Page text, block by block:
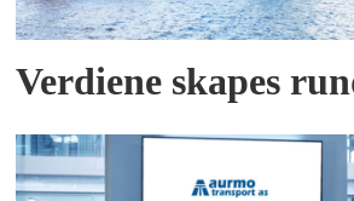
Verdiene skapes